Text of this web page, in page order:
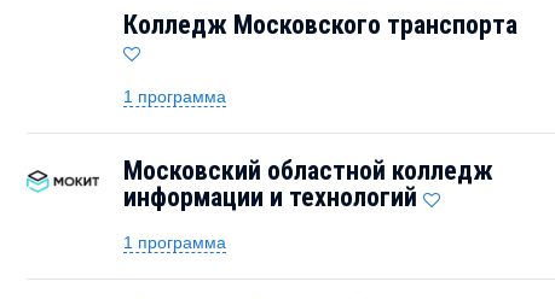
Колледж Московского транспорта
1 программа
Московский областной колледж
информации и технологий
1 программа